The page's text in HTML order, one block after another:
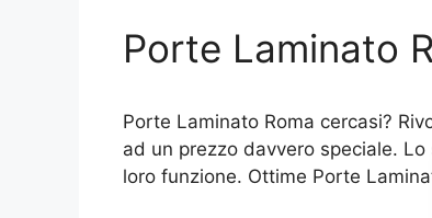
Porte Laminato
Porte Laminato Roma cercasi?
ad un prezzo davvero speciale.
loro funzione. Ottime Porte